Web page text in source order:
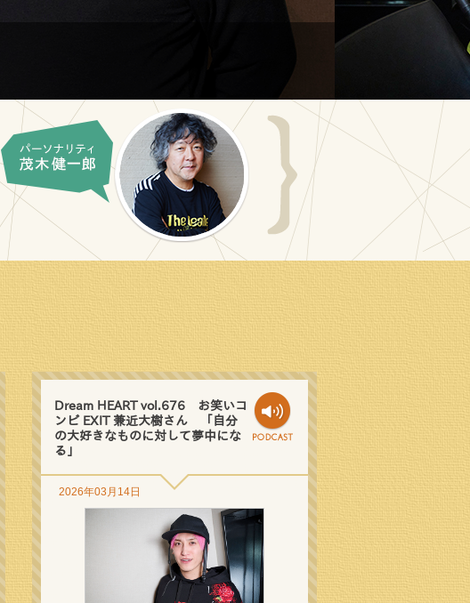
Dream HEART vol.676 お笑いコ
ンビ EXIT 兼近大樹さん 「自分
の大好きなものに対して夢中にな
る」
2026年03月14日